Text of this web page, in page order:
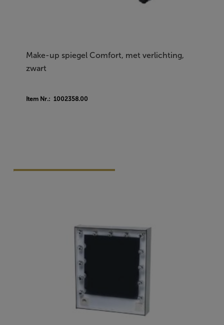
Make-up spiegel Comfort, met verlichting,
zwart
Item Nr.: 1002358.00